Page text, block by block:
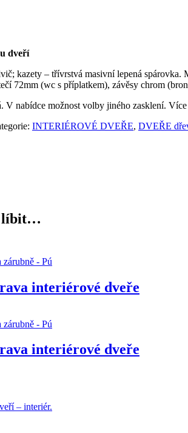
dveří
kazety – třívrstvá masivní lepená
72mm (wc s příplatkem), závěsy chrom
V nabídce možnost volby jiného zasklení.
INTERIÉROVÉ DVEŘE, DVEŘE
líbit…
zárubně - Pú
interiérové dveře
zárubně - Pú
interiérové dveře
– interiér.